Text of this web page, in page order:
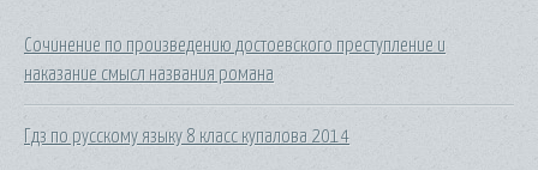
Сочинение по произведению достоевского преступление и
наказание смысл названия романа
Гдз по русскому языку 8 класс купалова 2014